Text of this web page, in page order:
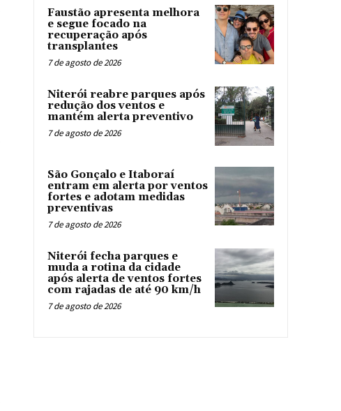
Faustão apresenta melhora
e segue focado na
recuperação após
transplantes
7 de agosto de 2026
Niterói reabre parques após
redução dos ventos e
mantém alerta preventivo
7 de agosto de 2026
São Gonçalo e Itaboraí
entram em alerta por ventos
fortes e adotam medidas
preventivas
7 de agosto de 2026
Niterói fecha parques e
muda a rotina da cidade
após alerta de ventos fortes
com rajadas de até 90 km/h
7 de agosto de 2026